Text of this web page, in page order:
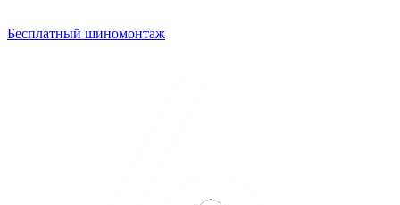
Бесплатный шиномонтаж